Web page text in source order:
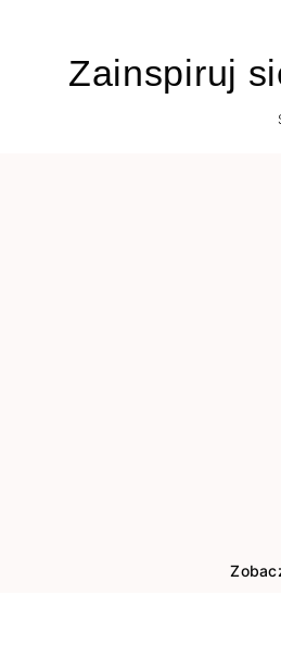
Zainspiruj